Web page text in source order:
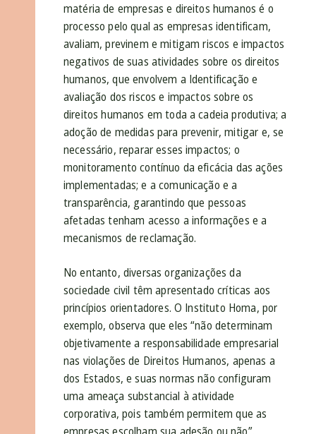
matéria de empresas e direitos humanos é o
processo pelo qual as empresas identificam,
avaliam, previnem e mitigam riscos e impactos
negativos de suas atividades sobre os direitos
humanos, que envolvem a Identificação e
avaliação dos riscos e impactos sobre os
direitos humanos em toda a cadeia produtiva; a
adoção de medidas para prevenir, mitigar e, se
necessário, reparar esses impactos; o
monitoramento contínuo da eficácia das ações
implementadas; e acomunicação e a
transparência, garantindo que pessoas
afetadas tenham acesso a informações e a
mecanismos de reclamação.
No entanto, diversas organizações da
sociedade civil têm apresentado críticas aos
princípios orientadores. O Instituto Homa, por
exemplo, observa que eles “não determinam
objetivamente a responsabilidade empresarial
nas violações de Direitos Humanos, apenas a
dos Estados, e suas normas não configuram
uma ameaça substancial à atividade
corporativa, pois também permitem que as